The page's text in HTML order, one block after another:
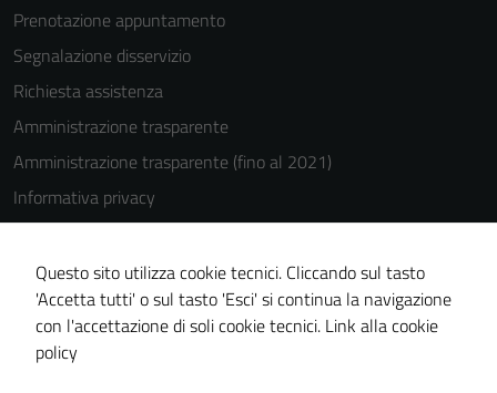
Prenotazione appuntamento
Segnalazione disservizio
Richiesta assistenza
Amministrazione trasparente
Amministrazione trasparente (fino al 2021)
Informativa privacy
Cookie Policy
Note legali
Dichiarazione di accessibilità
Piano di miglioramento del sito
Questo sito utilizza cookie tecnici. Cliccando sul tasto
'Accetta tutti' o sul tasto 'Esci' si continua la navigazione
con l'accettazione di soli cookie tecnici. Link alla cookie
policy